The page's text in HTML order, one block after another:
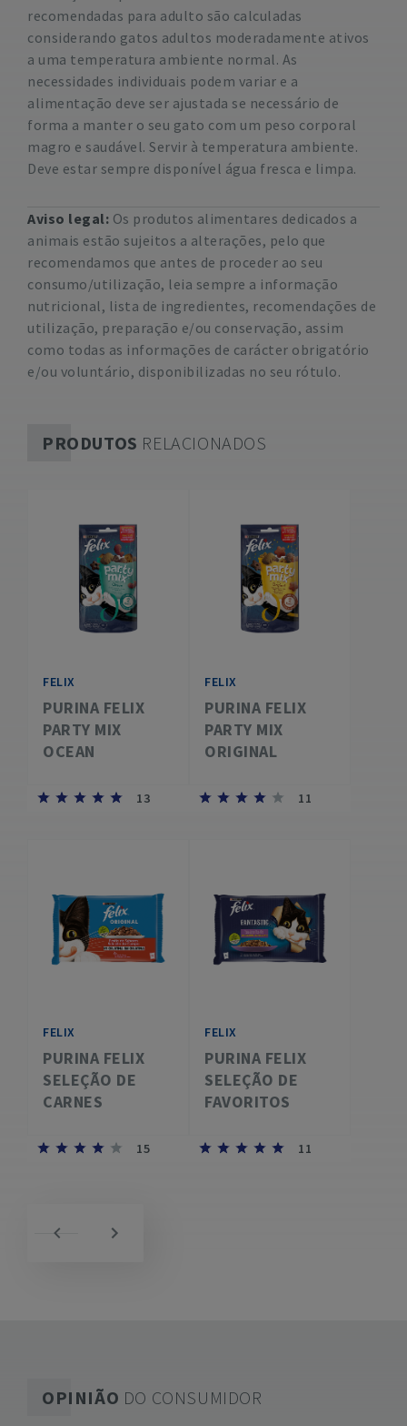
recomendadas para adulto são calculadas
considerando gatos adultos moderadamente ativos
a uma temperatura ambiente normal. As
necessidades individuais podem variar e a
alimentação deve ser ajustada se necessário de
forma a manter o seu gato com um peso corporal
magro e saudável. Servir à temperatura ambiente.
Deve estar sempre disponível água fresca e limpa.
Aviso legal: Os produtos alimentares dedicados a
animais estão sujeitos a alterações, pelo que
recomendamos que antes de proceder ao seu
consumo/utilização, leia sempre a informação
nutricional, lista de ingredientes, recomendações de
utilização, preparação e/ou conservação, assim
como todas as informações de carácter obrigatório
e/ou voluntário, disponibilizadas no seu rótulo.
PRODUTOS RELACIONADOS
FELIX
PURINA FELIX
PARTY MIX
OCEAN
13
FELIX
PURINA FELIX
PARTY MIX
ORIGINAL
11
FELIX
PURINA FELIX
SELEÇÃO DE
CARNES
15
FELIX
PURINA FELIX
SELEÇÃO DE
FAVORITOS
11
OPINIÃO DO CONSUMIDOR